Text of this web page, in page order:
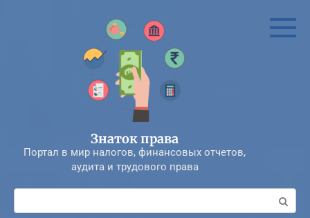
Знаток права
Портал в мир налогов, финансовых отчетов,
аудита и трудового права
Поиск: